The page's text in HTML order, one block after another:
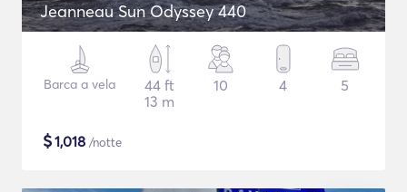
Jeanneau Sun Odyssey 440
Barca a vela
44 ft
13 m
10 4 5
$1,018 /notte